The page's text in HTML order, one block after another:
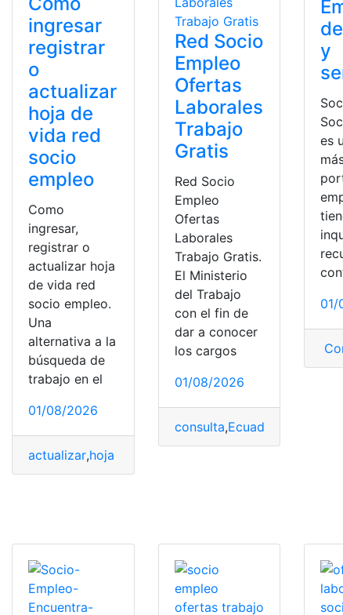
ingresar
registrar
o
actualizar
hoja de
vida red
socio
empleo
Como
ingresar,
registrar o
actualizar hoja
de vida red
socio empleo.
Una
alternativa a la
búsqueda de
trabajo en el
01/08/2026
actualizar,hoja de vida
Red Socio
Empleo
Ofertas
Laborales
Trabajo
Gratis
Red Socio
Empleo
Ofertas
Laborales
Trabajo Gratis.
El Ministerio
del Trabajo
con el fin de
dar a conocer
los cargos
01/08/2026
consulta,Ecuador
y
es
01/